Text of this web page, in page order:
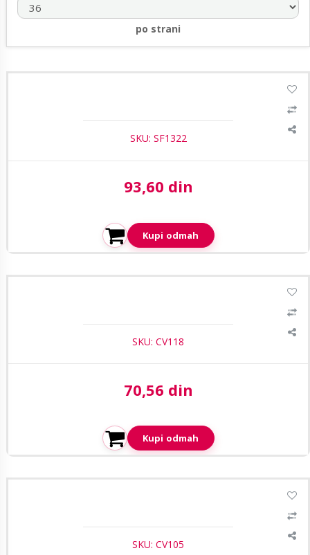
po strani
SKU: SF1322
Aktuelna cena:
93,60 din
Kupi odmah
SKU: CV118
Aktuelna cena:
70,56 din
Kupi odmah
SKU: CV105